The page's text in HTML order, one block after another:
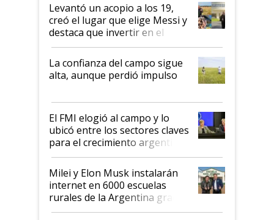
Levantó un acopio a los 19,
creó el lugar que elige Messi y
destaca que invertir en el
kirchnerismo era como "darle
plata a un hijo para droga":
Juan Félix Rossetti, el libertario
que de una dura crisis salió
de Milei
La confianza del campo sigue
alta, aunque perdió impulso
El FMI elogió al campo y lo
ubicó entre los sectores claves
para el crecimiento argentino
Milei y Elon Musk instalarán
internet en 6000 escuelas
rurales de la Argentina gracias
a un acuerdo con Starlink